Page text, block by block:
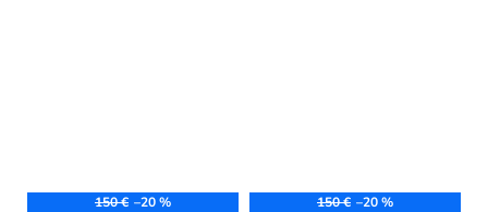
150 € –20 % 150 € –20 %